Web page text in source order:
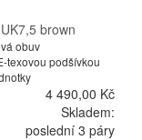
brown
obuv
texovou podšívkou
4 490,00 Kč
Skladem:
poslední 3 páry